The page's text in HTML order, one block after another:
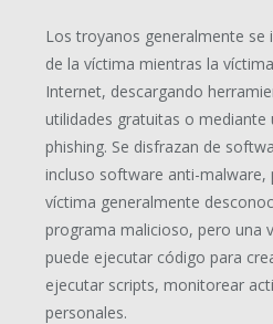
Los troyanos generalmente se
de la víctima mientras la
Internet, descargando
utilidades gratuitas o
phishing. Se disfrazan de
incluso software anti-malware,
víctima generalmente
programa malicioso, pero una
puede ejecutar código para
ejecutar scripts, monitorear
personales.